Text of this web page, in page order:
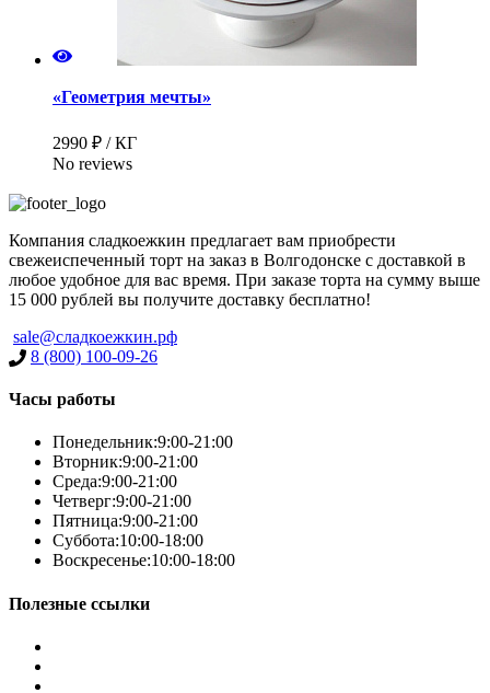
«Геометрия мечты»
2990 ₽ / КГ
No reviews
Компания сладкоежкин предлагает вам приобрести
свежеиспеченный торт на заказ в Волгодонске с доставкой в
любое удобное для вас время. При заказе торта на сумму выше
15 000 рублей вы получите доставку бесплатно!
sale@сладкоежкин.рф
8 (800) 100-09-26
Часы работы
Понедельник:9:00-21:00
Вторник:9:00-21:00
Среда:9:00-21:00
Четверг:9:00-21:00
Пятница:9:00-21:00
Суббота:10:00-18:00
Воскресенье:10:00-18:00
Полезные ссылки